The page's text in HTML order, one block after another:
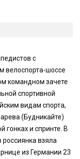
с
велоспорта-шоссе
командном зачете
спортивной
видам спорта,
(Будникайте)
гонках и спринте. В
взяла
из Германии 23